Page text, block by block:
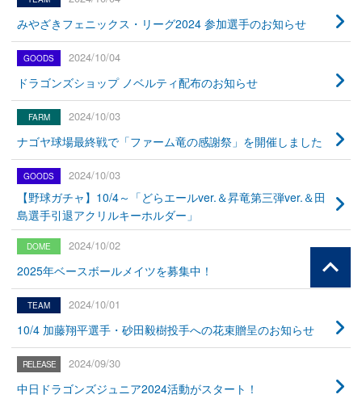
みやざきフェニックス・リーグ2024 参加選手のお知らせ
2024/10/04
ドラゴンズショップ ノベルティ配布のお知らせ
2024/10/03
ナゴヤ球場最終戦で「ファーム竜の感謝祭」を開催しました
2024/10/03
【野球ガチャ】10/4～「どらエールver.＆昇竜第三弾ver.＆田
島選手引退アクリルキーホルダー」
2024/10/02
2025年ベースボールメイツを募集中！
2024/10/01
10/4 加藤翔平選手・砂田毅樹投手への花束贈呈のお知らせ
2024/09/30
中日ドラゴンズジュニア2024活動がスタート！